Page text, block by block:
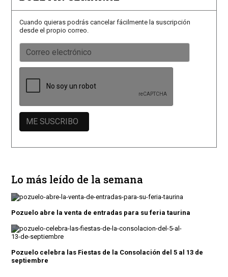
Cuando quieras podrás cancelar fácilmente la suscripción
desde el propio correo.
Lo más leído de la semana
Pozuelo abre la venta de entradas para su feria taurina
Pozuelo celebra las Fiestas de la Consolación del 5 al 13 de
septiembre